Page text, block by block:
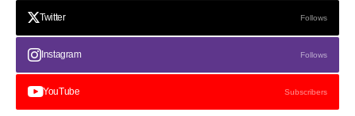
Twitter Follows
Instagram Follows
YouTube Subscribers